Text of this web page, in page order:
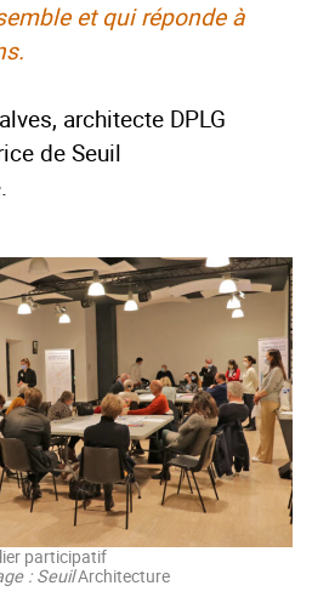
et qui réponde à
architecte DPLG
de Seuil
participatif
: SeuilArchitecture